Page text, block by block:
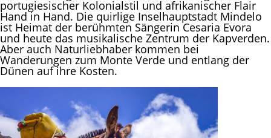
portugiesischer Kolonialstil und afrikanischer Flair
Hand in Hand. Die quirlige Inselhauptstadt Mindelo
ist Heimat der berühmten Sängerin Cesaria Evora
und heute das musikalische Zentrum der Kapverden.
Aber auch Naturliebhaber kommen bei
Wanderungen zum Monte Verde und entlang der
Dünen auf ihre Kosten.